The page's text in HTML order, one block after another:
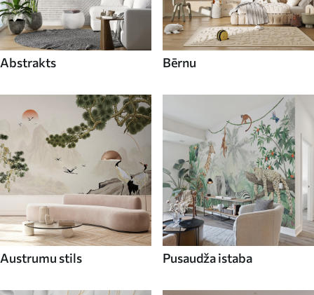
Abstrakts Bērnu
Austrumu stils Pusaudža istaba